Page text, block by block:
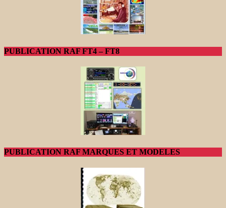
PUBLICATION RAF FT4 – FT8
PUBLICATION RAF MARQUES ET MODELES